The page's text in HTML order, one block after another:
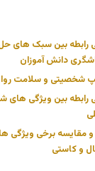
رابطه بین سبک های
دانش آموزان
شخصیتی و سلامت
رابطه بین ویژگی
و مقایسه برخی
و کاستی